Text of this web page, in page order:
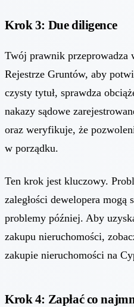
Krok 3: Due diligence
Twój prawnik przeprowadza
Rejestrze Gruntów, aby
czysty tytuł, sprawdza
nakazy sądowe
oraz weryfikuje, że
w porządku.
Ten krok jest kluczowy.
zaległości dewelopera mogą
problemy później. Aby
zakupu nieruchomości,
zakupie nieruchomości na
Krok 4: Zapłać co